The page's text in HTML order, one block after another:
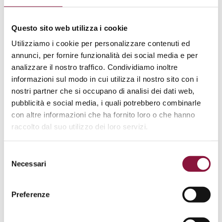
Questo sito web utilizza i cookie
Utilizziamo i cookie per personalizzare contenuti ed
annunci, per fornire funzionalità dei social media e per
analizzare il nostro traffico. Condividiamo inoltre
informazioni sul modo in cui utilizza il nostro sito con i
nostri partner che si occupano di analisi dei dati web,
pubblicità e social media, i quali potrebbero combinarle
con altre informazioni che ha fornito loro o che hanno
raccolto dal suo utilizzo dei loro servizi.
delNecessari
Preferenze
determinato dall’ammontare del valore nominale,
dei diritti di prevendita e delle eventuali commissioni
di servizio. Tali importi sono indicati separatamente e
prima del pagamento. Il prezzo dei Titoli di Accesso,
così come le commissioni di servizio e i diritti di
prevendita devono intendersi inclusivi dell’Iva
applicabile.
5. Modalità di Acquisto
Il pagamento dei Titoli di Accesso può essere
– Carte di Debito /Carte di Credito dei circuiti Visa,
Eventi 3 non viene mai messo a conoscenza dei dati